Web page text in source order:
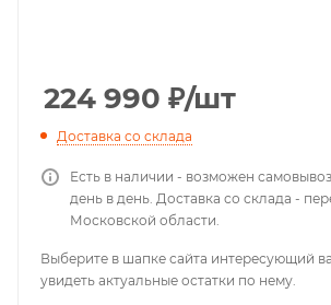
224 990 ₽/шт
Доставка со склада
Есть в наличии - возможен
день в день. Доставка со склада -
Московской области.
Выберите в шапке сайта интересующий
увидеть актуальные остатки по нему.